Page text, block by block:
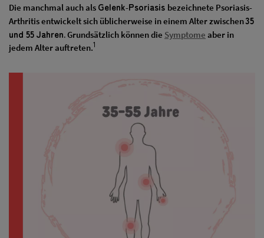
Die manchmal auch als Gelenk-Psoriasis bezeichnete Psoriasis-
Arthritis entwickelt sich üblicherweise in einem Alter zwischen35
und 55 Jahren.Grundsätzlich können die Symptome aber in
jedem Alter auftreten.1